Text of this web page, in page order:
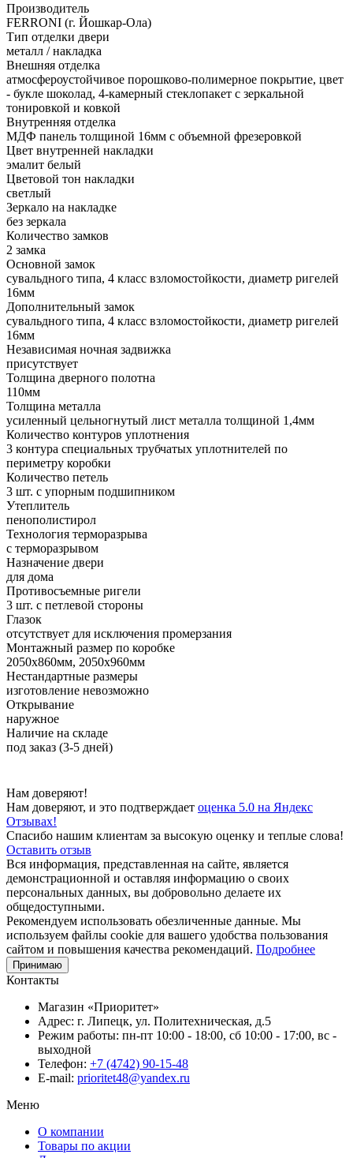
Производитель
FERRONI (г. Йошкар-Ола)
Тип отделки двери
металл / накладка
Внешняя отделка
атмосфероустойчивое порошково-полимерное покрытие, цвет
- букле шоколад, 4-камерный стеклопакет с зеркальной
тонировкой и ковкой
Внутренняя отделка
МДФ панель толщиной 16мм с объемной фрезеровкой
Цвет внутренней накладки
эмалит белый
Цветовой тон накладки
светлый
Зеркало на накладке
без зеркала
Количество замков
2 замка
Основной замок
сувальдного типа, 4 класс взломостойкости, диаметр ригелей
16мм
Дополнительный замок
сувальдного типа, 4 класс взломостойкости, диаметр ригелей
16мм
Независимая ночная задвижка
присутствует
Толщина дверного полотна
110мм
Толщина металла
усиленный цельногнутый лист металла толщиной 1,4мм
Количество контуров уплотнения
3 контура специальных трубчатых уплотнителей по
периметру коробки
Количество петель
3 шт. с упорным подшипником
Утеплитель
пенополистирол
Технология терморазрыва
с терморазрывом
Назначение двери
для дома
Противосъемные ригели
3 шт. с петлевой стороны
Глазок
отсутствует для исключения промерзания
Монтажный размер по коробке
2050х860мм, 2050х960мм
Нестандартные размеры
изготовление невозможно
Открывание
наружное
Наличие на складе
под заказ (3-5 дней)
Нам доверяют!
Нам доверяют, и это подтверждает оценка 5.0 на Яндекс
Отзывах!
Спасибо нашим клиентам за высокую оценку и теплые слова!
Оставить отзыв
Вся информация, представленная на сайте, является
демонстрационной и оставляя информацию о своих
персональных данных, вы добровольно делаете их
общедоступными.
Рекомендуем использовать обезличенные данные. Мы
используем файлы cookie для вашего удобства пользования
сайтом и повышения качества рекомендаций. Подробнее
Принимаю
Контакты
Магазин «Приоритет»
Адрес: г. Липецк, ул. Политехническая, д.5
Режим работы: пн-пт 10:00 - 18:00, сб 10:00 - 17:00, вс -
выходной
Телефон: +7 (4742) 90-15-48
E-mail: prioritet48@yandex.ru
Меню
О компании
Товары по акции